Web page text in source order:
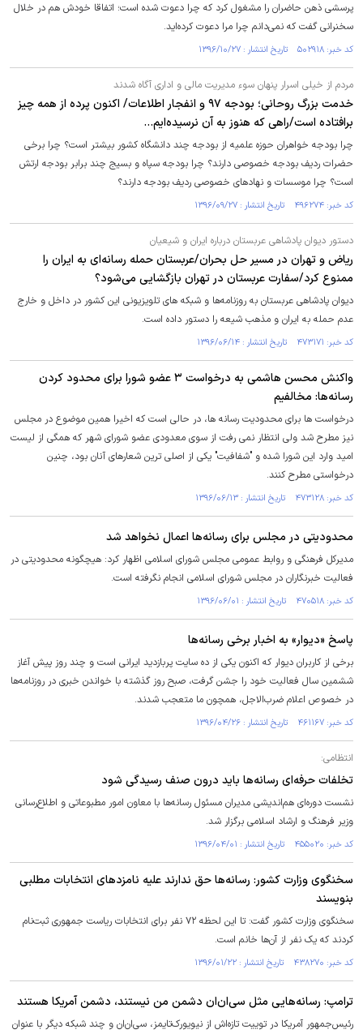
پرسشی ذهن حاضران را مشغول کرد که چرا دعوت شده است؛ اتفاقا خودش هم در خلال
سخنرانی گفت که نمی‌دانم چرا مرا دعوت کرده‌اید.
کد خبر: ۵۰۲۹۱۸ تاریخ انتشار : ۱۳۹۶/۱۰/۲۷
مردم از خیلی اسرار پنهان سوء مدیریت مالی و اداری آگاه شدند
خدمت بزرگ روحانی؛ بودجه ۹۷ و انفجار اطلاعات/ اکنون‌ پرده از همه چیز
برافتاده است/راهی که هنوز به آن نرسیده‌ایم...
چرا بودجه خواهران حوزه علمیه از بودجه چند دانشگاه کشور بیشتر است؟ چرا برخی
حضرات ردیف بودجه خصوصی دارند؟ چرا بودجه سپاه و بسیج چند برابر بودجه ارتش
است؟ چرا موسسات و نهادهای خصوصی ردیف بودجه دارند؟
کد خبر: ۴۹۶۲۷۴ تاریخ انتشار : ۱۳۹۶/۰۹/۲۷
دستور دیوان پادشاهی عربستان درباره ایران و شیعیان
ریاض و تهران در مسیر حل بحران/عربستان حمله رسانه‌ای به ایران را
ممنوع کرد/سفارت عربستان در تهران بازگشایی می‌شود؟
دیوان پادشاهی عربستان به روزنامه‌ها و شبکه های تلویزیونی این کشور در داخل و خارج
عدم حمله به ایران و مذهب شیعه را دستور داده است.
کد خبر: ۴۷۳۱۷۱ تاریخ انتشار : ۱۳۹۶/۰۶/۱۴
واکنش محسن هاشمی به درخواست ۳ عضو شورا برای محدود کردن
رسانه‌ها: مخالفیم
درخواست ها برای محدودیت رسانه ها، در حالی است که اخیرا همین موضوع در مجلس
نیز مطرح شد ولی انتظار نمی رفت از سوی معدودی عضو شورای شهر که همگی از لیست
امید وارد این شورا شده و "شفافیت" یکی از اصلی ترین شعارهای آنان بود، چنین
درخواستی مطرح کنند.
کد خبر: ۴۷۳۱۲۸ تاریخ انتشار : ۱۳۹۶/۰۶/۱۳
محدودیتی در مجلس برای رسانه‌ها اعمال نخواهد شد
مدیرکل فرهنگی و روابط عمومی مجلس شورای اسلامی اظهار کرد: هیچگونه محدودیتی در
فعالیت خبرنگاران در مجلس شورای اسلامی انجام نگرفته است.
کد خبر: ۴۷۰۵۱۸ تاریخ انتشار : ۱۳۹۶/۰۶/۰۱
پاسخ «دیوار» به اخبار برخی رسانه‌ها
برخی از کاربران دیوار که اکنون یکی از ده سایت پربازدید ایرانی است و چند روز پیش آغاز
ششمین سال فعالیت خود را جشن گرفت، صبح روز گذشته با خواندن خبری در روزنامه‌ها
در خصوص اعلام ضرب‌الاجل، همچون ما متعجب شدند.
کد خبر: ۴۶۱۱۶۷ تاریخ انتشار : ۱۳۹۶/۰۴/۲۶
انتظامی:
تخلفات حرفه‌ای رسانه‌ها باید درون صنف رسیدگی شود
نشست دوره‌ای هم‌اندیشی مدیران مسئول رسانه‌ها با معاون امور مطبوعاتی و اطلاع‌رسانی
وزیر فرهنگ و ارشاد اسلامی برگزار شد.‏
کد خبر: ۴۵۵۰۲۰ تاریخ انتشار : ۱۳۹۶/۰۴/۰۱
سخنگوی وزارت کشور: رسانه‌ها حق ندارند علیه نامزدهای انتخابات مطلبی
بنویسند
سخنگوی وزارت کشور گفت:‌ تا این لحظه ۷۲ نفر برای انتخابات ریاست جمهوری ثبت‌نام
کردند که یک نفر از آن‌ها خانم است.
کد خبر: ۴۳۸۲۷۰ تاریخ انتشار : ۱۳۹۶/۰۱/۲۲
ترامپ: رسانه‌هایی مثل سی‌ان‌ان دشمن من نیستند، دشمن آمریکا هستند
رئیس‌جمهور آمریکا در توییت تازه‌اش از نیویورک‌تایمز، سی‌ان‌ان و چند شبکه دیگر با عنوان